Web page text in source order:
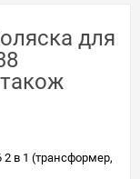
для
2 в 1 (трансформер,